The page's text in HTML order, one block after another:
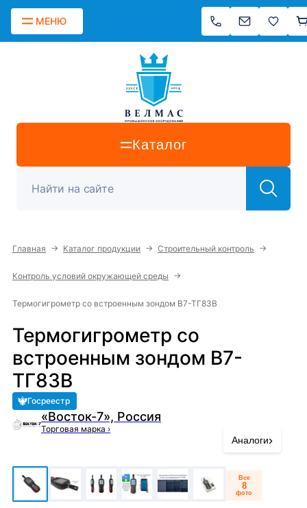
МЕНЮ
Каталог
Главная → Каталог продукции → Строительный контроль →
Контроль условий окружающей среды →
Термогигрометр со встроенным зондом В7-ТГ83В
Термогигрометр со
встроенным зондом В7-
ТГ83В
Госреестр
«Восток-7», Россия
Торговая марка ›
Все
8
фото
Аналоги›